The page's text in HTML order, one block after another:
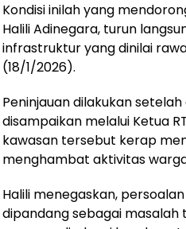
Kondisi inilah yang
Halili Adinegara, turun
infrastruktur yang dinilai
(18/1/2026).
Peninjauan dilakukan
disampaikan melalui Ketua
kawasan tersebut kerap
menghambat aktivitas
Halili menegaskan,
dipandang sebagai masalah